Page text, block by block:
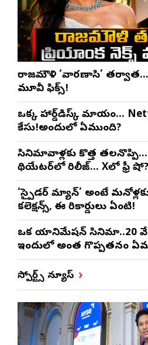
రాజమౌళి ‘వారణాసి’ తర్వాత…
మూవీ ఫిక్స్!
ఒక్క హార్డ్‌డిస్క్ మాయం…
కేసు!అందులో ఏముంది?
సినిమావాళ్లకు కొత్త తలనొప్పి…
థియేటర్‌లో రిలీజ్… Xలో ఫ్రీ షో?
‘స్పైడర్ మ్యాన్’ అంటే
కలెక్షన్స్, ఈ రికార్డులు ఏంటి!
ఒక యానిమేషన్ సినిమా..20 వేల
ఇందులో అంత గొప్పతనం
స్పోర్ట్స్ న్యూస్